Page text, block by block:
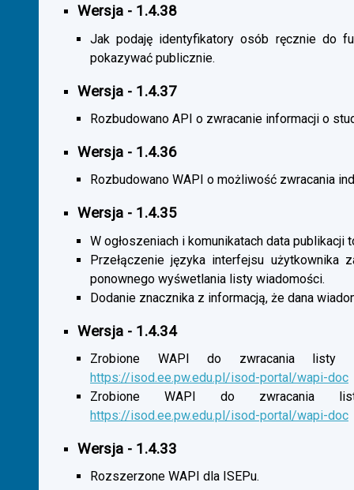
Wersja - 1.4.38
Jak podaję identyfikatory osób ręcznie do
pokazywać publicznie.
Wersja - 1.4.37
Rozbudowano API o zwracanie informacji o
Wersja - 1.4.36
Rozbudowano WAPI o możliwość zwracania
Wersja - 1.4.35
W ogłoszeniach i komunikatach data
Przełączenie języka interfejsu użytkownika
ponownego wyśwetlania listy wiadomości.
Dodanie znacznika z informacją, że dana
Wersja - 1.4.34
Zrobione WAPI do zwracania listy
https://isod.ee.pw.edu.pl/isod-portal/wapi-doc
Zrobione WAPI do zwracania listy
https://isod.ee.pw.edu.pl/isod-portal/wapi-doc
Wersja - 1.4.33
Rozszerzone WAPI dla ISEPu.